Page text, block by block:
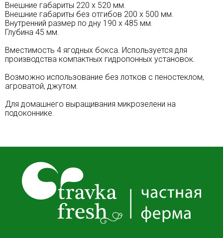
Внешние габариты 220 х 520 мм.
Внешние габариты без отгибов 200 х 500 мм.
Внутренний размер по дну 190 х 485 мм.
Глубина 45 мм.
Вместимость 4 ягодных бокса. Используется для
производства компактных гидропонных установок.
Возможно использование без лотков с пеностеклом,
агроватой, джутом.
Для домашнего выращивания микрозелени на
подоконнике.